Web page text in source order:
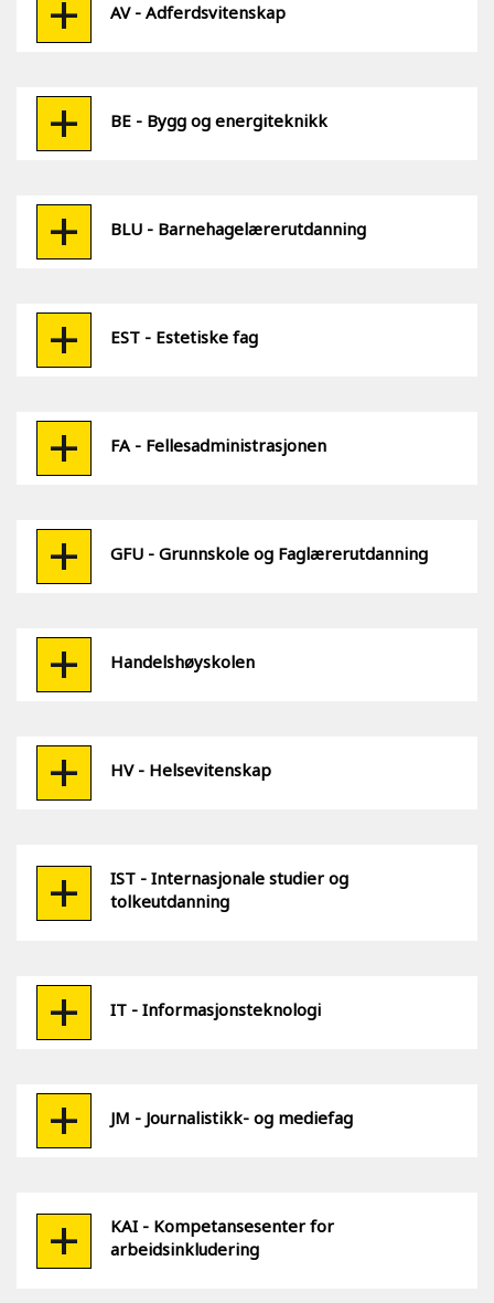
AV - Adferdsvitenskap
BE - Bygg og energiteknikk
BLU - Barnehagelærerutdanning
EST - Estetiske fag
FA - Fellesadministrasjonen
GFU - Grunnskole og Faglærerutdanning
Handelshøyskolen
HV - Helsevitenskap
IST - Internasjonale studier og
tolkeutdanning
IT - Informasjonsteknologi
JM - Journalistikk- og mediefag
KAI - Kompetansesenter for
arbeidsinkludering